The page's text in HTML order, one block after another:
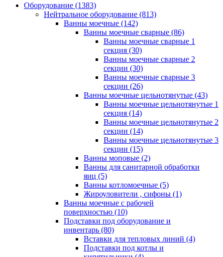
Оборудование (1383)
Нейтральное оборудование (813)
Ванны моечные (142)
Ванны моечные сварные (86)
Ванны моечные сварные 1
секция (30)
Ванны моечные сварные 2
секции (30)
Ванны моечные сварные 3
секции (26)
Ванны моечные цельнотянутые (43)
Ванны моечные цельнотянутые 1
секция (14)
Ванны моечные цельнотянутые 2
секции (14)
Ванны моечные цельнотянутые 3
секции (15)
Ванны моповые (2)
Ванны для санитарной обработки
яиц (5)
Ванны котломоечные (5)
Жироуловители , сифоны (1)
Ванны моечные с рабочей
поверхностью (10)
Подставки под оборудование и
инвентарь (80)
Вставки для тепловых линий (4)
Подставки под котлы и